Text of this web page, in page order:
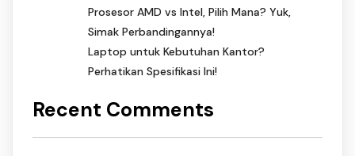
Prosesor AMD vs Intel, Pilih Mana? Yuk,
Simak Perbandingannya!
Laptop untuk Kebutuhan Kantor?
Perhatikan Spesifikasi Ini!
Recent Comments